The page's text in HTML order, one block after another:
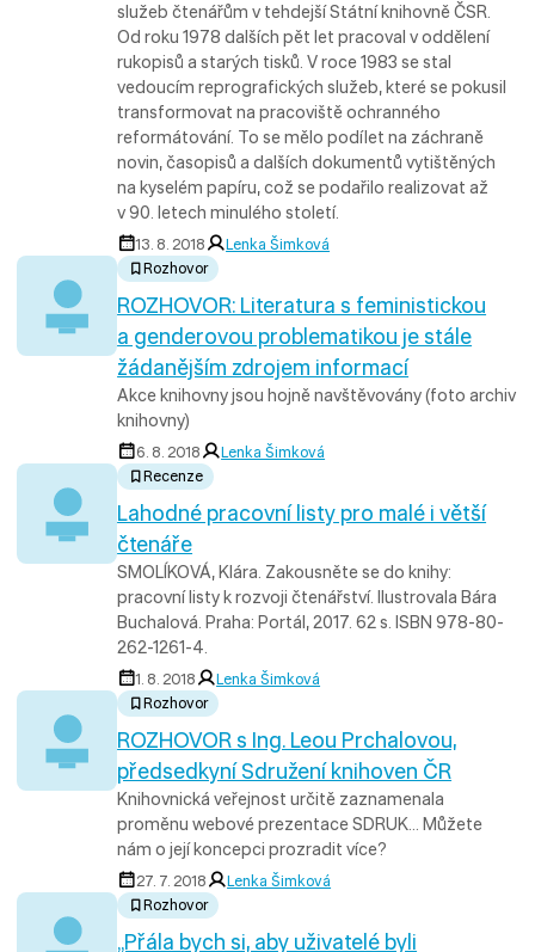
služeb čtenářům v tehdejší Státní knihovně ČSR.
Od roku 1978 dalších pět let pracoval v oddělení
rukopisů a starých tisků. V roce 1983 se stal
vedoucím reprografických služeb, které se pokusil
transformovat na pracoviště ochranného
reformátování. To se mělo podílet na záchraně
novin, časopisů a dalších dokumentů vytištěných
na kyselém papíru, což se podařilo realizovat až
v 90. letech minulého století.
13. 8. 2018
Lenka Šimková
Rozhovor
ROZHOVOR: Literatura s feministickou
a genderovou problematikou je stále
žádanějším zdrojem informací
Akce knihovny jsou hojně navštěvovány (foto archiv
knihovny)
6. 8. 2018
Lenka Šimková
Recenze
Lahodné pracovní listy pro malé i větší
čtenáře
SMOLÍKOVÁ, Klára. Zakousněte se do knihy:
pracovní listy k rozvoji čtenářství. Ilustrovala Bára
Buchalová. Praha: Portál, 2017. 62 s. ISBN 978-80-
262-1261-4.
1. 8. 2018
Lenka Šimková
Rozhovor
ROZHOVOR s Ing. Leou Prchalovou,
předsedkyní Sdružení knihoven ČR
Knihovnická veřejnost určitě zaznamenala
proměnu webové prezentace SDRUK… Můžete
nám o její koncepci prozradit více?
27. 7. 2018
Lenka Šimková
Rozhovor
„Přála bych si, aby uživatelé byli